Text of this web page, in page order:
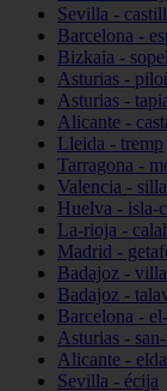
Sevilla -
Barcelona -
Bizkaia -
Asturias -
Asturias -
Alicante -
Lleida - tremp
Tarragona -
Valencia - silla
Huelva - isla-
La-rioja -
Madrid -
Badajoz -
Badajoz -
Barcelona -
Asturias -
Alicante - elda
Sevilla - écija